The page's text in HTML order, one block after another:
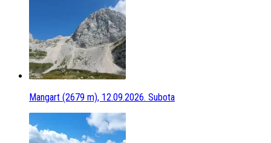
Mangart (2679 m), 12.09.2026. Subota